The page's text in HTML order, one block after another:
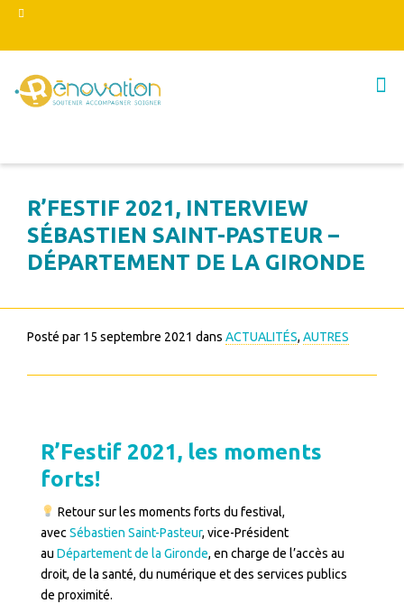
R’FESTIF 2021, INTERVIEW
SÉBASTIEN SAINT-PASTEUR –
DÉPARTEMENT DE LA GIRONDE
Posté par 15 septembre 2021 dans ACTUALITÉS, AUTRES
R’Festif 2021, les moments
forts!
Retour sur les moments forts du festival,
avec Sébastien Saint-Pasteur, vice-Président
au Département de la Gironde, en charge de l’accès au
droit, de la santé, du numérique et des services publics
de proximité.